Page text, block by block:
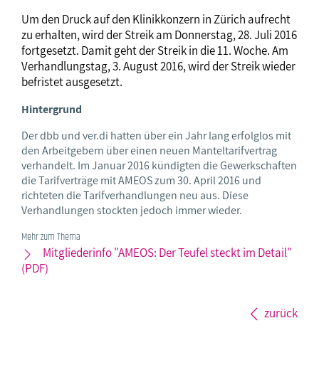
Um den Druck auf den Klinikkonzern in Zürich aufrecht
zu erhalten, wird der Streik am Donnerstag, 28. Juli 2016
fortgesetzt. Damit geht der Streik in die 11. Woche. Am
Verhandlungstag, 3. August 2016, wird der Streik wieder
befristet ausgesetzt.
Hintergrund
Der dbb und ver.di hatten über ein Jahr lang erfolglos mit
den Arbeitgebern über einen neuen Manteltarifvertrag
verhandelt. Im Januar 2016 kündigten die Gewerkschaften
die Tarifverträge mit AMEOS zum 30. April 2016 und
richteten die Tarifverhandlungen neu aus. Diese
Verhandlungen stockten jedoch immer wieder.
Mehr zum Thema
Mitgliederinfo "AMEOS: Der Teufel steckt im Detail"
(PDF)
zurück